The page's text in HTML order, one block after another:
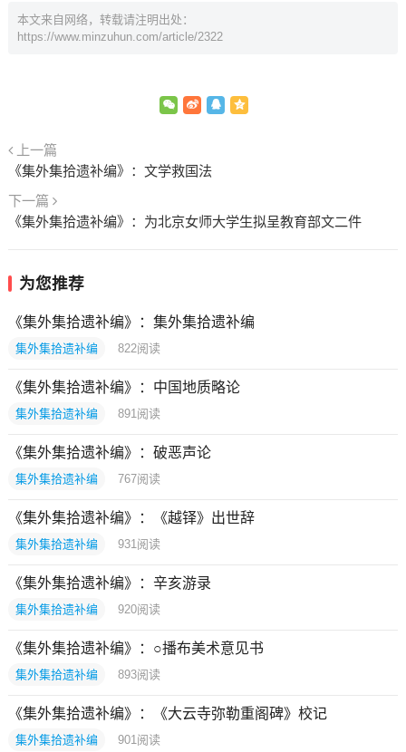
本文来自网络，转载请注明出处：
https://www.minzuhun.com/article/2322
上一篇
《集外集拾遗补编》：文学救国法
下一篇
《集外集拾遗补编》：为北京女师大学生拟呈教育部文二件
为您推荐
《集外集拾遗补编》：集外集拾遗补编
集外集拾遗补编 822阅读
《集外集拾遗补编》：中国地质略论
集外集拾遗补编 891 阅读
《集外集拾遗补编》：破恶声论
集外集拾遗补编 767阅读
《集外集拾遗补编》：《越铎》出世辞
集外集拾遗补编 931 阅读
《集外集拾遗补编》：辛亥游录
集外集拾遗补编 920阅读
《集外集拾遗补编》：○播布美术意见书
集外集拾遗补编 893阅读
《集外集拾遗补编》：《大云寺弥勒重阁碑》校记
集外集拾遗补编 901 阅读